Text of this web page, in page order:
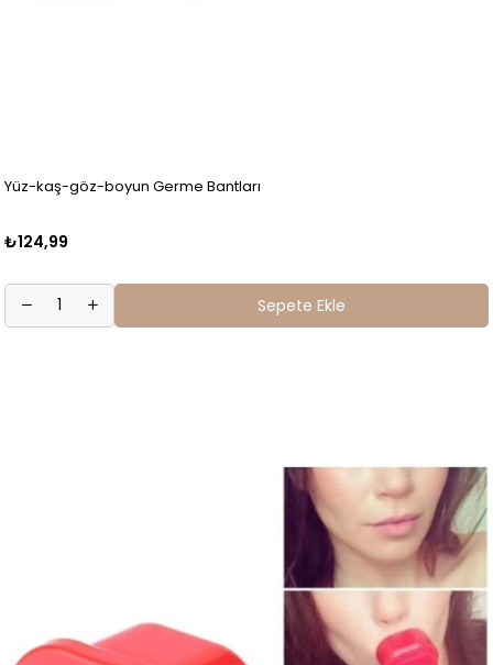
Yüz-kaş-göz-boyun Germe Bantları
₺124,99
Sepete Ekle